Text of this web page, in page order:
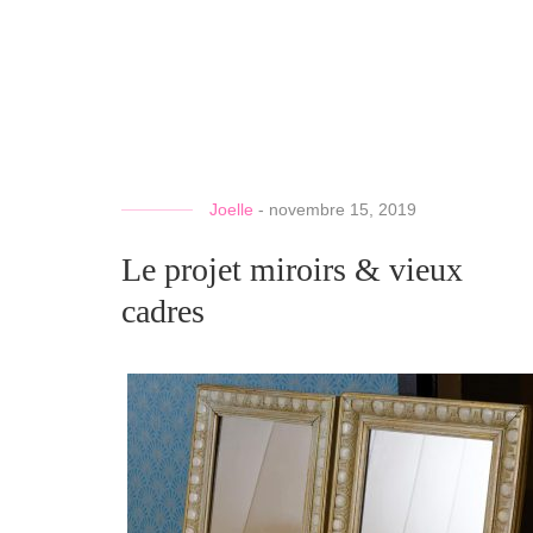
Joelle - novembre 15, 2019
Le projet miroirs & vieux
cadres